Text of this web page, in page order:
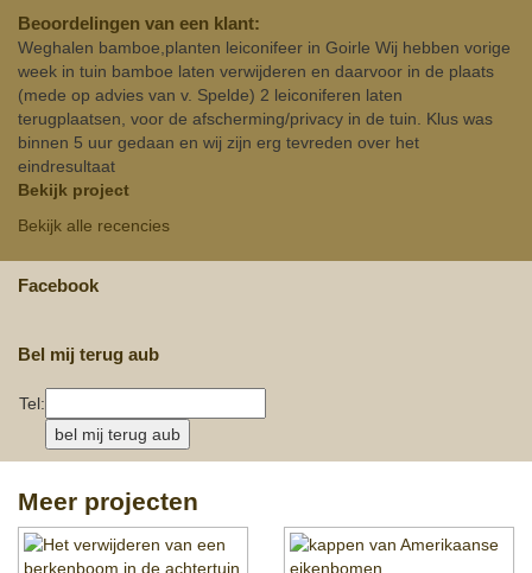
Beoordelingen van een klant:
Weghalen bamboe,planten leiconifeer in Goirle Wij hebben vorige
week in tuin bamboe laten verwijderen en daarvoor in de plaats
(mede op advies van v. Spelde) 2 leiconiferen laten
terugplaatsen, voor de afscherming/privacy in de tuin. Klus was
binnen 5 uur gedaan en wij zijn erg tevreden over het
eindresultaat
Bekijk project
Bekijk alle recencies
Facebook
Bel mij terug aub
Tel:
Meer projecten